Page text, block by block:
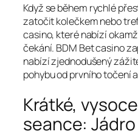
Když se během rychlé
zatočit kolečkem nebo
casino, které nabízí
čekání. BDM Bet casino
nabízí zjednodušený
pohybu od prvního točení
Krátké,
seance: